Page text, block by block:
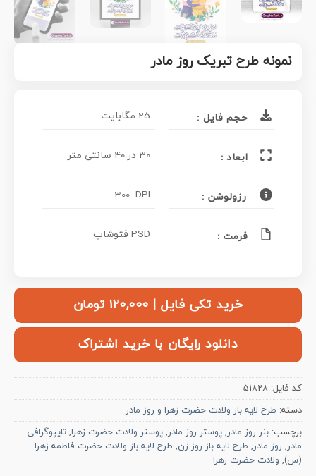
نمونه طرح تبریک روز مادر
حجم فایل : 25 مگابایت
ابعاد : 30 در 40 سانتی متر
رزولوشن : 300 DPI
فرمت : PSD فتوشاپ
خرید تکی فایل | ۱۲۰,۰۰۰ تومان
دانلود رایگان با خرید اشتراک
کد فایل: 51828
دسته: طرح لایه باز ولادت حضرت زهرا و روز مادر
برچسب: بنر روز مادر, پوستر روز مادر, پوستر ولادت حضرت زهرا, تایپوگرافی
مادر, روز مادر, طرح لایه باز روز زن, طرح لایه باز ولادت حضرت فاطمه زهرا
(س), ولادت حضرت زهرا